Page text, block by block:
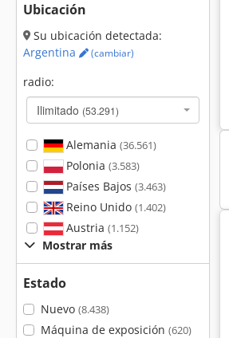
Ubicación
Su ubicación detectada:
Argentina
(cambiar)
radio:
Ilimitado (53.291)
Alemania (36.561)
Polonia (3.583)
Países Bajos (3.463)
Reino Unido (1.402)
Austria (1.152)
Mostrar más
Estado
Nuevo (8.438)
Máquina de exposición (620)
Amoladora Holzkraft Kso 1500